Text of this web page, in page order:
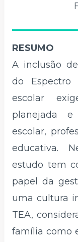
RESUMO
A inclusão
do Espectro
escolar
planejada e
escolar,
educativa.
estudo tem
papel da
uma cultura
TEA,
família como